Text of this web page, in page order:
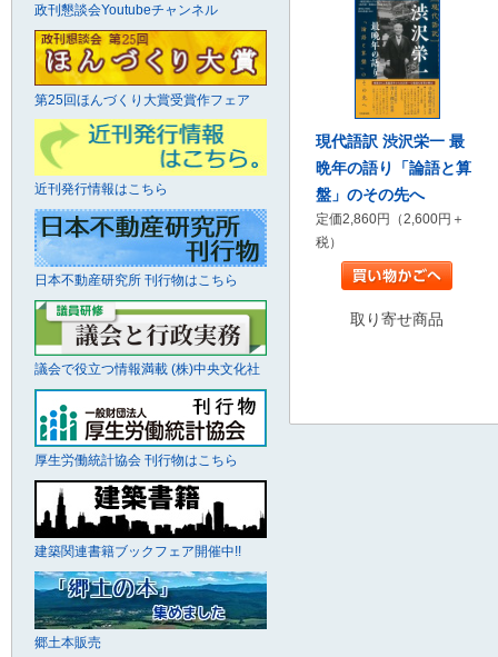
現代語訳 渋沢栄一 最
晩年の語り「論語と算
盤」のその先へ
定価2,860円（2,600円＋
税）
取り寄せ商品
政刊懇談会Youtubeチャンネル
第25回ほんづくり大賞受賞作フェア
近刊発行情報はこちら
日本不動産研究所 刊行物はこちら
議会で役立つ情報満載 (株)中央文化社
厚生労働統計協会 刊行物はこちら
建築関連書籍ブックフェア開催中!!
郷土本販売